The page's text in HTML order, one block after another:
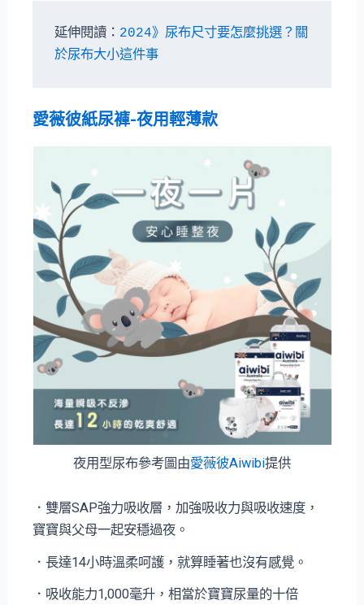
延伸閱讀： 2024》尿布尺寸要怎麼挑選？關
於尿布大小這件事
愛薇彼紙尿褲-夜用輕薄款
夜用型尿布參考圖由愛薇彼Aiwibi提供
．雙層SAP強力吸收層，加強吸收力與吸收速度，
寶寶與父母一起安穩過夜。
．長達14小時溫柔呵護，就算睡著也沒有感覺。
．吸收能力1,000毫升，相當於寶寶尿量的十倍